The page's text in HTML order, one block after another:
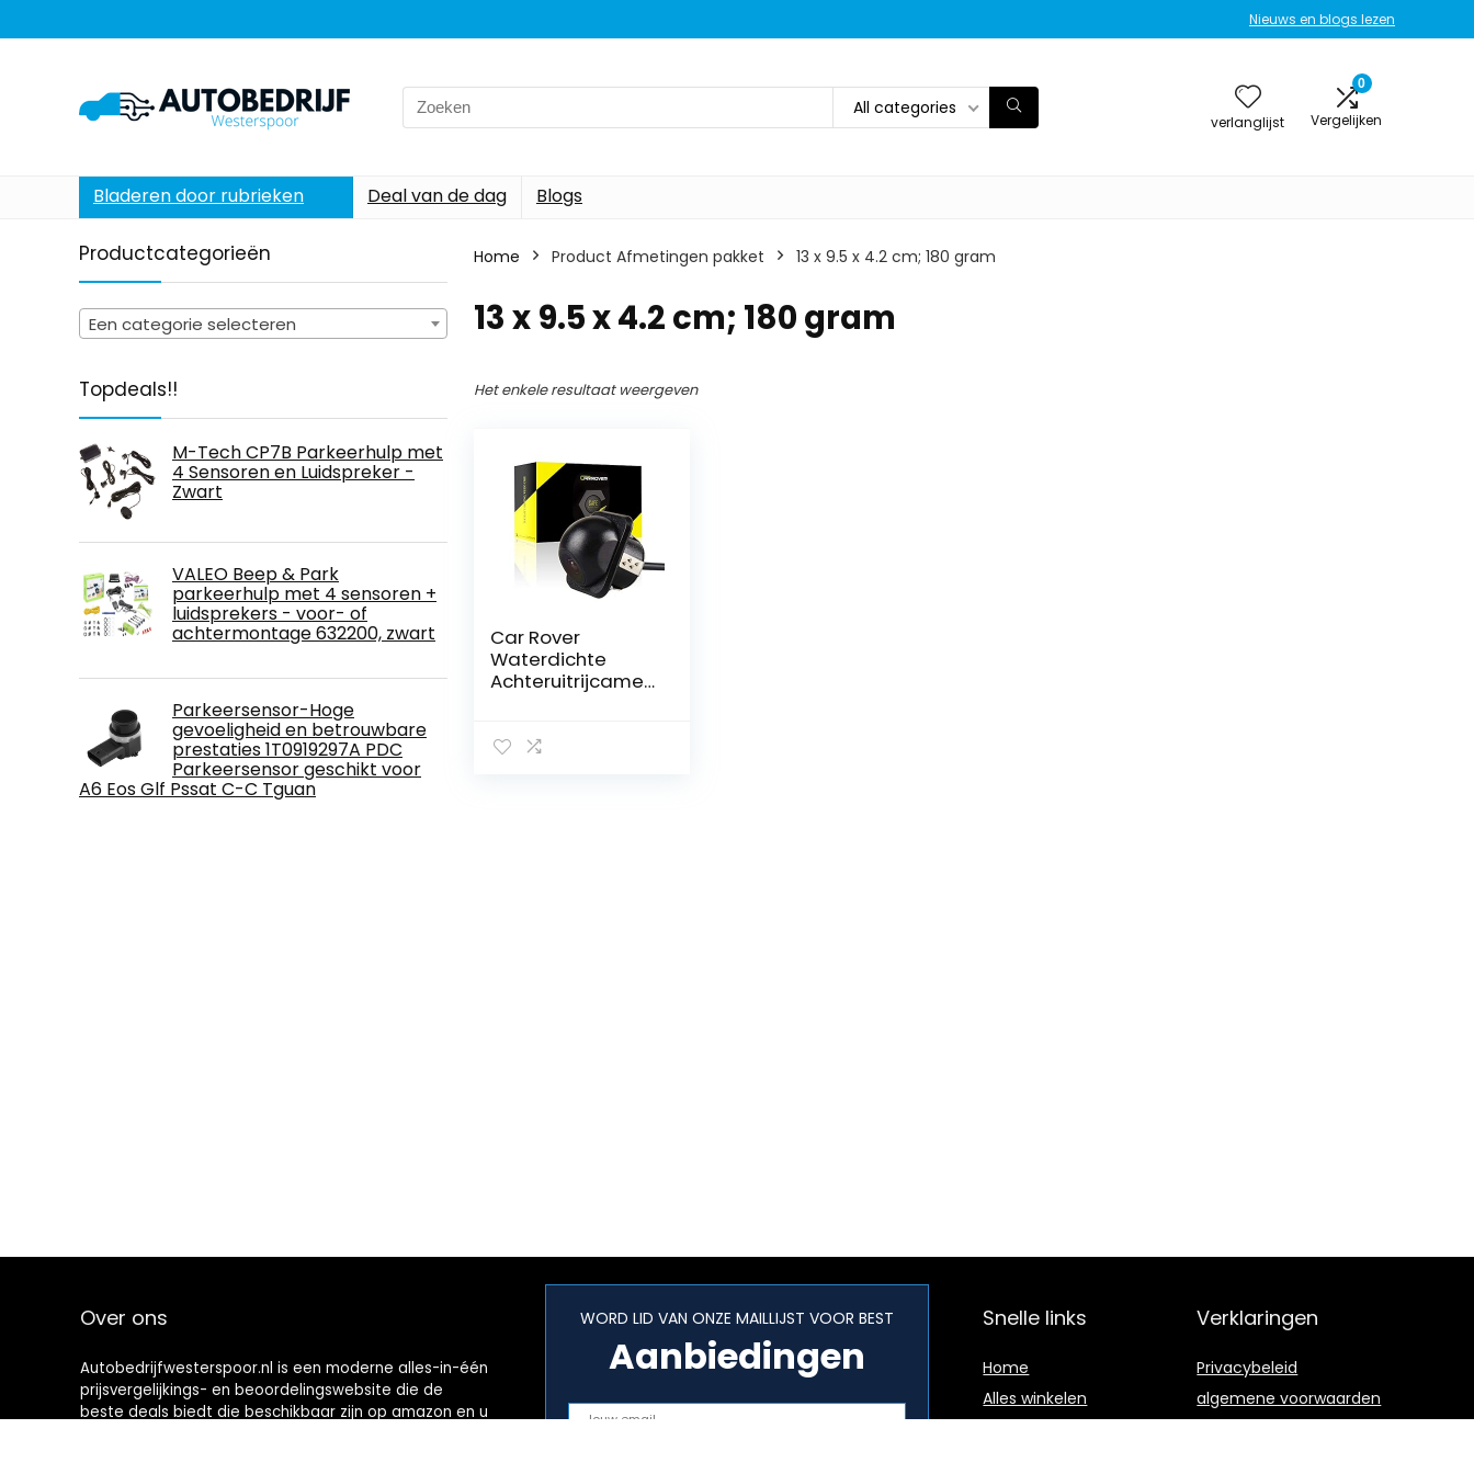
Nieuws en blogs lezen
Search
for:
All categories
verlanglijst
0
Vergelijken
Bladeren door rubrieken Deal van de dag Blogs
Productcategorieën
Een categorie selecteren
Topdeals!!
M-Tech CP7B Parkeerhulp met
4 Sensoren en Luidspreker -
Zwart
VALEO Beep & Park
parkeerhulp met 4 sensoren +
luidsprekers - voor- of
achtermontage 632200, zwart
Parkeersensor-Hoge
gevoeligheid en betrouwbare
prestaties 1T0919297A PDC
Parkeersensor geschikt voor
A6 Eos Glf Pssat C-C Tguan
Home Product Afmetingen pakket ‎13 x 9.5 x 4.2 cm; 180 gram
‎13 x 9.5 x 4.2 cm; 180 gram
Het enkele resultaat weergeven
Car Rover
Waterdichte
Achteruitrijcamer
Over ons
Autobedrijfwesterspoor.nl is een moderne alles-in-één
prijsvergelijkings- en beoordelingswebsite die de
beste deals biedt die beschikbaar zijn op amazon en u
WORD LID VAN ONZE MAILLIJST VOOR BEST
Aanbiedingen
Snelle links
Home
Alles winkelen
Verklaringen
Privacybeleid
algemene voorwaarden